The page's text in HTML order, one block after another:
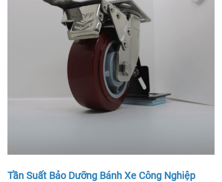
Tần Suất Bảo Dưỡng Bánh Xe Công Nghiệp